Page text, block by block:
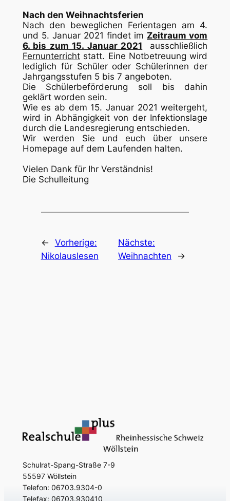
Nach den Weihnachtsferien
Nach den beweglichen Ferientagen am 4.
und 5. Januar 2021 findet im Zeitraum vom
6. bis zum 15. Januar 2021 ausschließlich
Fernunterrichtstatt. Eine Notbetreuung wird
lediglich für Schüler oder Schülerinnen der
Jahrgangsstufen 5 bis 7 angeboten.
Die Schülerbeförderung soll bis dahin
geklärt worden sein.
Wie es ab dem 15. Januar 2021 weitergeht,
wird in Abhängigkeit von der Infektionslage
durch die Landesregierung entschieden.
Wir werden Sie und euch über unsere
Homepage auf dem Laufenden halten.
Vielen Dank für Ihr Verständnis!
Die Schulleitung
← Vorherige:
Nikolauslesen
Nächste:
Weihnachten
→
Schulrat-Spang-Straße 7-9
55597 Wöllstein
Telefon: 06703.9304-0
Telefax: 06703.930410